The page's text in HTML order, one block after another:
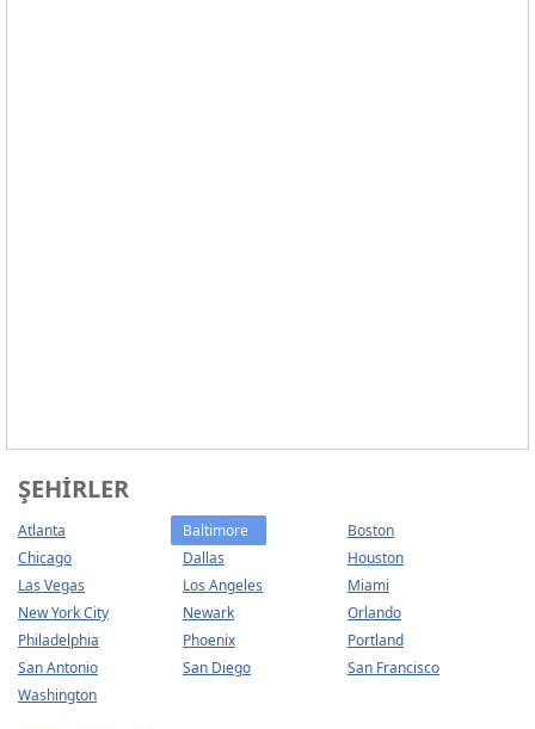
ŞEHIRLER
Atlanta Baltimore
Boston
Chicago
Dallas
Houston
Las Vegas
Los Angeles
Miami
New York City
Newark
Orlando
Philadelphia
Phoenix
Portland
San Antonio
San Diego
San Francisco
Washington